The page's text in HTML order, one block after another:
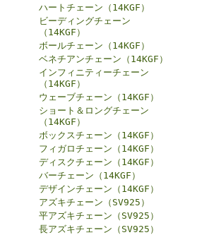
ハートチェーン（14KGF）
ビーディングチェーン
（14KGF）
ボールチェーン（14KGF）
ベネチアンチェーン（14KGF）
インフィニティーチェーン
（14KGF）
ウェーブチェーン（14KGF）
ショート＆ロングチェーン
（14KGF）
ボックスチェーン（14KGF）
フィガロチェーン（14KGF）
ディスクチェーン（14KGF）
バーチェーン（14KGF）
デザインチェーン（14KGF）
アズキチェーン（SV925）
平アズキチェーン（SV925）
長アズキチェーン（SV925）